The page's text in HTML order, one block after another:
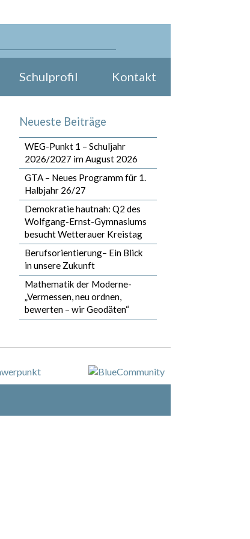
Schulprofil Kontakt
Neueste Beiträge
WEG-Punkt 1 – Schuljahr
2026/2027 im August 2026
GTA – Neues Programm für 1.
Halbjahr 26/27
Demokratie hautnah: Q2 des
Wolfgang-Ernst-Gymnasiums
besucht Wetterauer Kreistag
Berufsorientierung– Ein Blick
in unsere Zukunft
Mathematik der Moderne-
„Vermessen, neu ordnen,
bewerten – wir Geodäten“